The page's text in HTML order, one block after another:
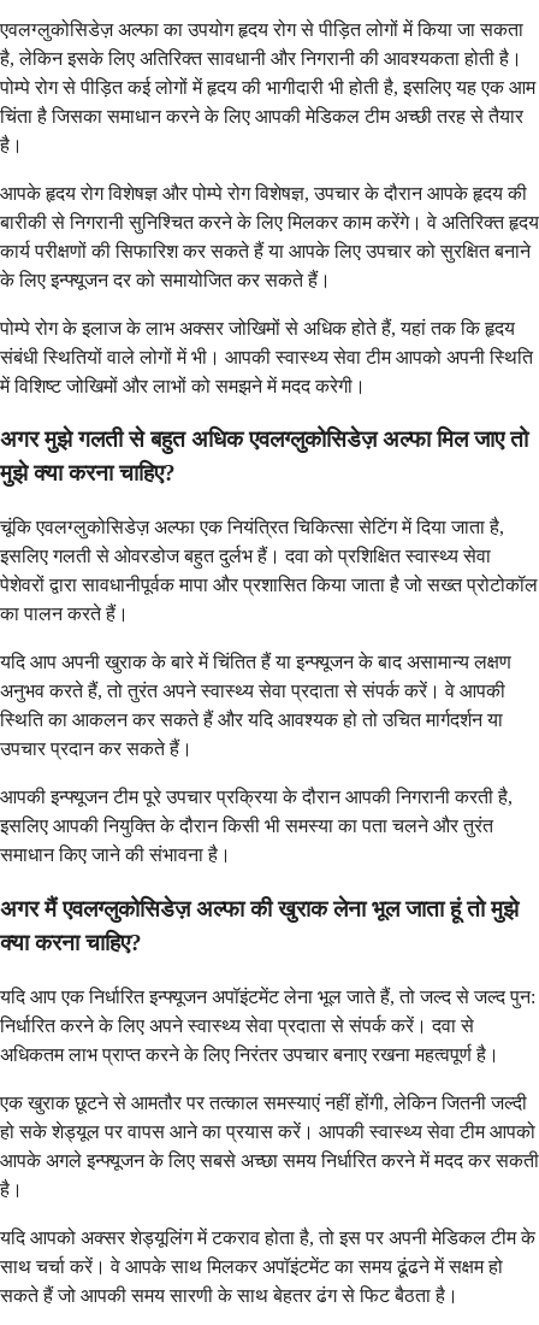
एवलग्लुकोसिडेज़ अल्फा का उपयोग हृदय रोग से पीड़ित लोगों में किया जा सकता
है, लेकिन इसके लिए अतिरिक्त सावधानी और निगरानी की आवश्यकता होती है।
पोम्पे रोग से पीड़ित कई लोगों में हृदय की भागीदारी भी होती है, इसलिए यह एक आम
चिंता है जिसका समाधान करने के लिए आपकी मेडिकल टीम अच्छी तरह से तैयार
है।
आपके हृदय रोग विशेषज्ञ और पोम्पे रोग विशेषज्ञ, उपचार के दौरान आपके हृदय की
बारीकी से निगरानी सुनिश्चित करने के लिए मिलकर काम करेंगे। वे अतिरिक्त हृदय
कार्य परीक्षणों की सिफारिश कर सकते हैं या आपके लिए उपचार को सुरक्षित बनाने
के लिए इन्फ्यूजन दर को समायोजित कर सकते हैं।
पोम्पे रोग के इलाज के लाभ अक्सर जोखिमों से अधिक होते हैं, यहां तक कि हृदय
संबंधी स्थितियों वाले लोगों में भी। आपकी स्वास्थ्य सेवा टीम आपको अपनी स्थिति
में विशिष्ट जोखिमों और लाभों को समझने में मदद करेगी।
अगर मुझे गलती से बहुत अधिक एवलग्लुकोसिडेज़ अल्फा मिल जाए तो
मुझे क्या करना चाहिए?
चूंकि एवलग्लुकोसिडेज़ अल्फा एक नियंत्रित चिकित्सा सेटिंग में दिया जाता है,
इसलिए गलती से ओवरडोज बहुत दुर्लभ हैं। दवा को प्रशिक्षित स्वास्थ्य सेवा
पेशेवरों द्वारा सावधानीपूर्वक मापा और प्रशासित किया जाता है जो सख्त प्रोटोकॉल
का पालन करते हैं।
यदि आप अपनी खुराक के बारे में चिंतित हैं या इन्फ्यूजन के बाद असामान्य लक्षण
अनुभव करते हैं, तो तुरंत अपने स्वास्थ्य सेवा प्रदाता से संपर्क करें। वे आपकी
स्थिति का आकलन कर सकते हैं और यदि आवश्यक हो तो उचित मार्गदर्शन या
उपचार प्रदान कर सकते हैं।
आपकी इन्फ्यूजन टीम पूरे उपचार प्रक्रिया के दौरान आपकी निगरानी करती है,
इसलिए आपकी नियुक्ति के दौरान किसी भी समस्या का पता चलने और तुरंत
समाधान किए जाने की संभावना है।
अगर मैं एवलग्लुकोसिडेज़ अल्फा की खुराक लेना भूल जाता हूं तो मुझे
क्या करना चाहिए?
यदि आप एक निर्धारित इन्फ्यूजन अपॉइंटमेंट लेना भूल जाते हैं, तो जल्द से जल्द पुन:
निर्धारित करने के लिए अपने स्वास्थ्य सेवा प्रदाता से संपर्क करें। दवा से
अधिकतम लाभ प्राप्त करने के लिए निरंतर उपचार बनाए रखना महत्वपूर्ण है।
एक खुराक छूटने से आमतौर पर तत्काल समस्याएं नहीं होंगी, लेकिन जितनी जल्दी
हो सके शेड्यूल पर वापस आने का प्रयास करें। आपकी स्वास्थ्य सेवा टीम आपको
आपके अगले इन्फ्यूजन के लिए सबसे अच्छा समय निर्धारित करने में मदद कर सकती
है।
यदि आपको अक्सर शेड्यूलिंग में टकराव होता है, तो इस पर अपनी मेडिकल टीम के
साथ चर्चा करें। वे आपके साथ मिलकर अपॉइंटमेंट का समय ढूंढने में सक्षम हो
सकते हैं जो आपकी समय सारणी के साथ बेहतर ढंग से फिट बैठता है।